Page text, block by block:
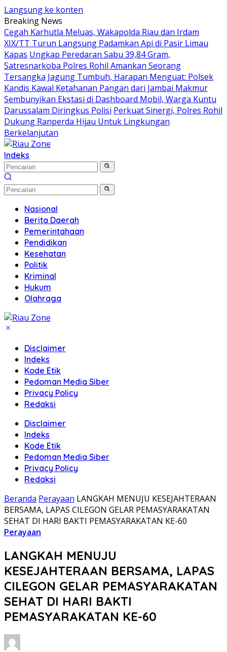
Langsung ke konten
Breaking News
Cegah Karhutla Meluas, Wakapolda Riau dan Irdam
XIX/TT Turun Langsung Padamkan Api di Pasir Limau
Kapas Ungkap Peredaran Sabu 39,84 Gram,
Satresnarkoba Polres Rohil Amankan Seorang
Tersangka Jagung Tumbuh, Harapan Menguat: Polsek
Kandis Kawal Ketahanan Pangan dari Jambai Makmur
Sembunyikan Ekstasi di Dashboard Mobil, Warga Kuntu
Darussalam Diringkus Polisi Perkuat Sinergi, Polres Rohil
Dukung Ranperda Hijau Untuk Lingkungan
Berkelanjutan
Indeks
Nasional
Berita Daerah
Pemerintahaan
Pendidikan
Kesehatan
Politik
Kriminal
Hukum
Olahraga
Disclaimer
Indeks
Kode Etik
Pedoman Media Siber
Privacy Policy
Redaksi
Disclaimer
Indeks
Kode Etik
Pedoman Media Siber
Privacy Policy
Redaksi
Beranda Perayaan LANGKAH MENUJU KESEJAHTERAAN
BERSAMA, LAPAS CILEGON GELAR PEMASYARAKATAN
SEHAT DI HARI BAKTI PEMASYARAKATAN KE-60
Perayaan
LANGKAH MENUJU
KESEJAHTERAAN BERSAMA, LAPAS
CILEGON GELAR PEMASYARAKATAN
SEHAT DI HARI BAKTI
PEMASYARAKATAN KE-60